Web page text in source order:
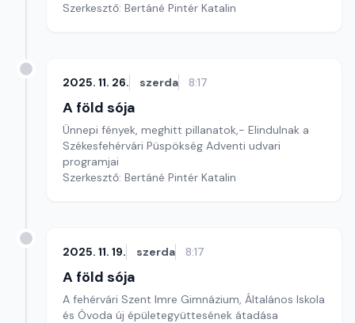
Szerkesztő: Bertáné Pintér Katalin
2025. 11. 26. szerda 8:17
A föld sója
Ünnepi fények, meghitt pillanatok,- Elindulnak a
Székesfehérvári Püspökség Adventi udvari
programjai
Szerkesztő: Bertáné Pintér Katalin
2025. 11. 19. szerda 8:17
A föld sója
A fehérvári Szent Imre Gimnázium, Általános Iskola
és Óvoda új épületegyüttesének átadása